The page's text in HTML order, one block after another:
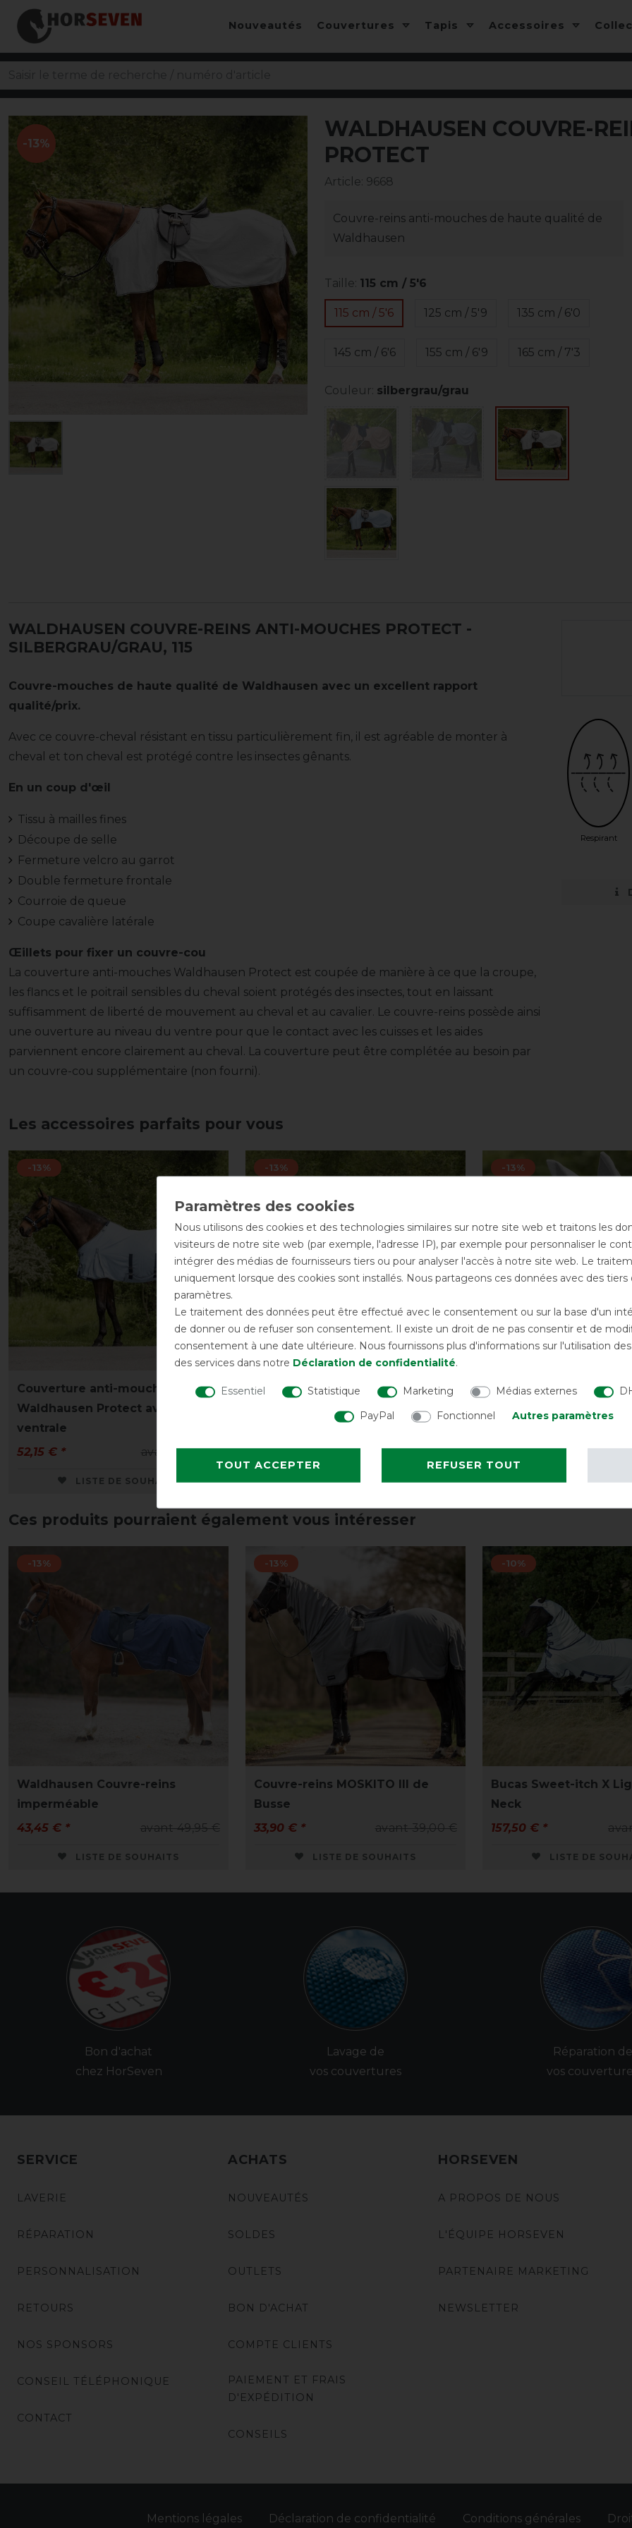
Nouveautés Couvertures Tapis Accessoires
-13%
WALDHAUSEN COUVRE-
PROTECT
Article: 9668
Couvre-reins anti-mouches de haute qualité de
Waldhausen
Taille: 115 cm / 5'6
115 cm / 5'6 125 cm / 5'9 135 cm / 6'0
145 cm / 6'6 155 cm / 6'9 165 cm / 7'3
Couleur: silbergrau/grau
WALDHAUSEN COUVRE-REINS ANTI-MOUCHES PROTECT -
SILBERGRAU/GRAU, 115
Couvre-mouches de haute qualité de Waldhausen avec un excellent rapport
qualité/prix.
Avec ce couvre-cheval résistant en tissu particulièrement fin, il est agréable de monter à
cheval et ton cheval est protégé contre les insectes gênants.
En un coup d'œil
Tissu à mailles fines
Découpe de selle
Fermeture velcro au garrot
Double fermeture frontale
Courroie de queue
Coupe cavalière latérale
Œillets pour fixer un couvre-cou
La couverture anti-mouches Waldhausen Protect est coupée de manière à ce que la croupe,
les flancs et le poitrail sensibles du cheval soient protégés des insectes, tout en laissant
suffisamment de liberté de mouvement au cheval et au cavalier. Le couvre-reins possède ainsi
une ouverture au niveau du ventre pour que le contact avec les cuisses et les aides
parviennent encore clairement au cheval. La couverture peut être complétée au besoin par
un couvre-cou supplémentaire (non fourni).
Respirant
Les accessoires parfaits pour vous
-13%
Couverture anti-mouches
Waldhausen Protect avec sangle
ventrale
avant 59,95 €
52,15 € *
LISTE DE SOUHAITS
-13%
Couverture anti-mouches
Waldhausen Protect avec sangle
avant 59,95 €
52,15 € *
LISTE DE SOUHAITS
-13%
Waldhausen Masque
mouche Protect
13,00 € *
LISTE DE
Ces produits pourraient également vous intéresser
-13%
Waldhausen Couvre-reins
imperméable
avant 49,95 €
43,45 € *
LISTE DE SOUHAITS
-13%
Couvre-reins MOSKITO III de
Busse
avant 39,00 €
33,90 € *
LISTE DE SOUHAITS
-10%
Bucas Sweet-itch X
Neck
157,50 € *
LISTE DE
Bon d'achat
chez HorSeven
Lavage de
vos couvertures
Réparation de
vos
SERVICE
LAVERIE
RÉPARATION
PERSONNALISATION
RETOURS
NOS SPONSORS
CONSEIL TÉLÉPHONIQUE
CONTACT
ACHATS
NOUVEAUTÉS
SOLDES
OUTLETS
BON D'ACHAT
COMPTE CLIENTS
PAIEMENT ET FRAIS
D'EXPÉDITION
CONSEILS
HORSEVEN
A PROPOS DE NOUS
L'ÉQUIPE HORSEVEN
PARTENAIRE MARKETING
NEWSLETTER
Mentions légales Déclaration de confidentialité Conditions générales
Nous utilisons des cookies et des technologies similaires sur notre site web et traitons les
visiteurs de notre site web (par exemple, l'adresse IP), par exemple pour personnaliser le
intégrer des médias de fournisseurs tiers ou pour analyser l'accès à notre site web. Le
uniquement lorsque des cookies sont installés. Nous partageons ces données avec des
paramètres.
Le traitement des données peut être effectué avec le consentement ou sur la base d'un
de donner ou de refuser son consentement. Il existe un droit de ne pas consentir et de
consentement à une date ultérieure. Nous fournissons plus d'informations sur l'utilisation
des services dans notre Déclaration de confidentialité.
Essentiel Statistique Marketing Médias externes
PayPal
Fonctionnel Autres paramètres
TOUT ACCEPTER REFUSER TOUT